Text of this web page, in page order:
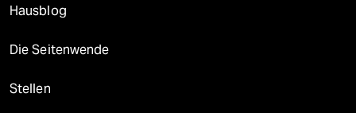
Hausblog
Die Seitenwende
Stellen